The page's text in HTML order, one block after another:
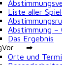
Liste aller
Abstimmung –
Das Ergebnis
➡
Orte und